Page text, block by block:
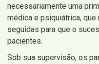
necessariamente uma
médica e psiquiátrica,
seguidas para que o
pacientes.
Sob sua supervisão, os